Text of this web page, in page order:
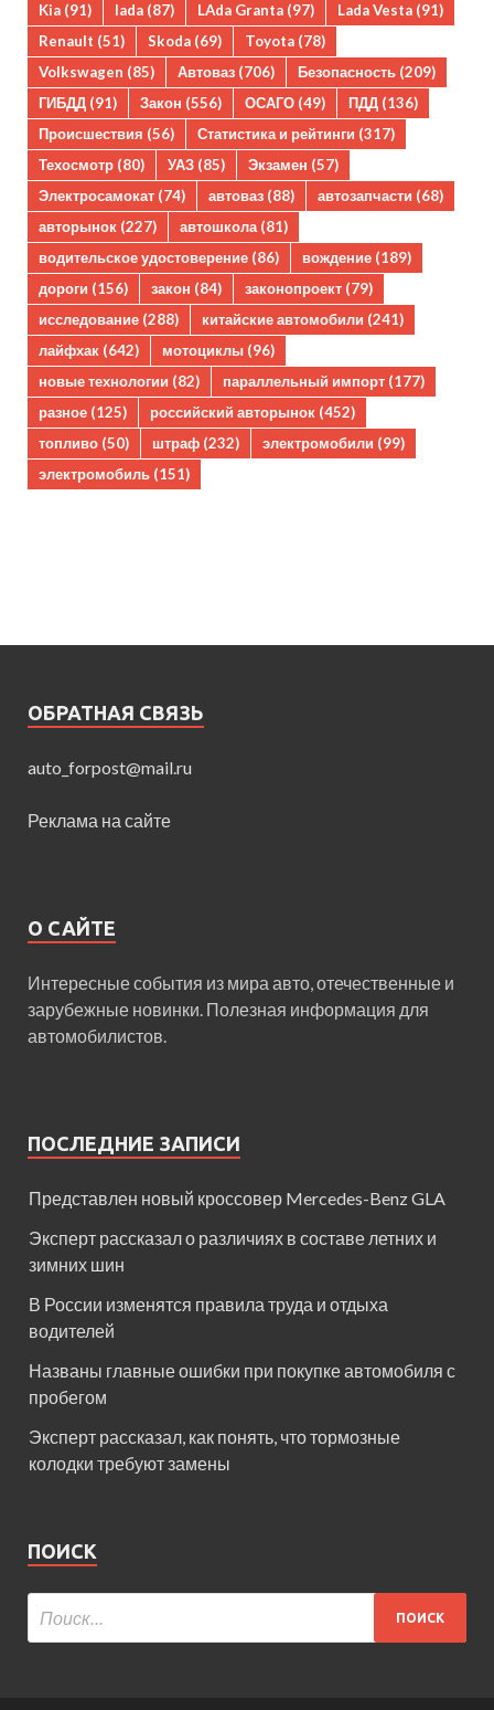
Kia (91) lada (87) LAda Granta (97) Lada Vesta (91)
Renault (51) Skoda (69) Toyota (78)
Volkswagen (85) Автоваз (706) Безопасность (209)
ГИБДД (91) Закон (556) ОСАГО (49) ПДД (136)
Происшествия (56) Статистика и рейтинги (317)
Техосмотр (80) УАЗ (85) Экзамен (57)
Электросамокат (74) автоваз (88) автозапчасти (68)
авторынок (227) автошкола(81)
водительское удостоверение (86) вождение (189)
дороги (156) закон (84) законопроект (79)
исследование (288) китайские автомобили (241)
лайфхак (642) мотоциклы (96)
новые технологии (82) параллельный импорт (177)
разное (125) российский авторынок (452)
топливо (50) штраф (232) электромобили (99)
электромобиль (151)
ОБРАТНАЯ СВЯЗЬ
auto_forpost@mail.ru
Реклама на сайте
О САЙТЕ
Интересные события из мира авто, отечественные и
зарубежные новинки. Полезная информация для
автомобилистов.
ПОСЛЕДНИЕ ЗАПИСИ
Представлен новый кроссовер Mercedes-Benz GLA
Эксперт рассказал о различиях в составе летних и
зимних шин
В России изменятся правила труда и отдыха
водителей
Названы главные ошибки при покупке автомобиля с
пробегом
Эксперт рассказал, как понять, что тормозные
колодки требуют замены
ПОИСК